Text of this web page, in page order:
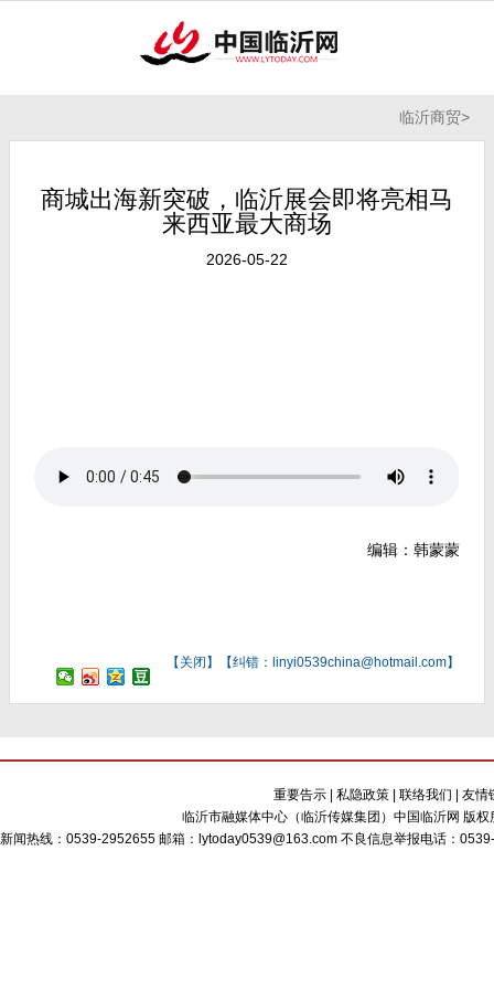
临沂商贸>
商城出海新突破，临沂展会即将亮相马
来西亚最大商场
2026-05-22
编辑：韩蒙蒙
【关闭】【纠错：linyi0539china@hotmail.com】